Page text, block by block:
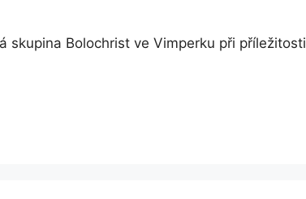
skupina Bolochrist ve Vimperku při příležitosti